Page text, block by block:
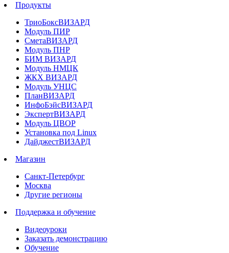
Продукты
ТриоБоксВИЗАРД
Модуль ПИР
СметаВИЗАРД
Модуль ПНР
БИМ ВИЗАРД
Модуль НМЦК
ЖКХ ВИЗАРД
Модуль УНЦС
ПланВИЗАРД
ИнфоБэйсВИЗАРД
ЭкспертВИЗАРД
Модуль ЦВОР
Установка под Linux
ДайджестВИЗАРД
Магазин
Санкт-Петербург
Москва
Другие регионы
Поддержка и обучение
Видеоуроки
Заказать демонстрацию
Обучение